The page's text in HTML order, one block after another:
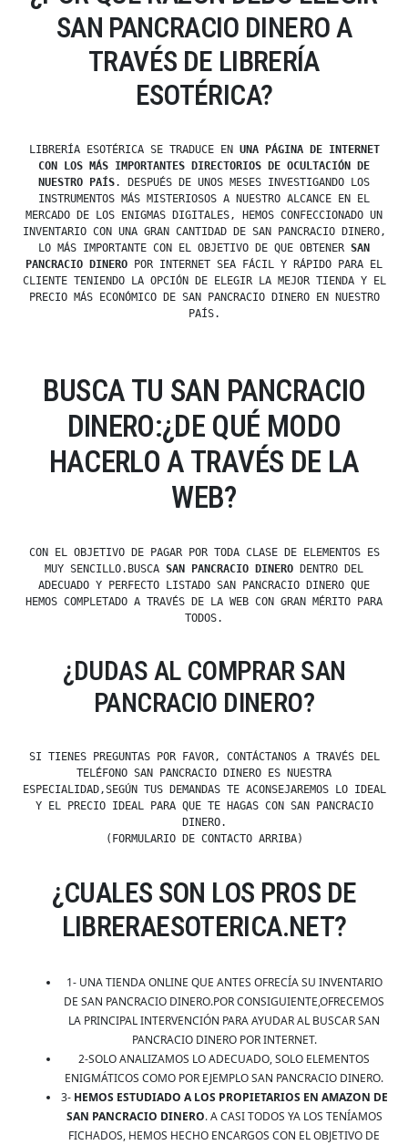
SAN PANCRACIO DINERO A
TRAVÉS DE LIBRERÍA
ESOTÉRICA?
LIBRERÍA ESOTÉRICA SE TRADUCE EN UNA PÁGINA DE INTERNET
CON LOS MÁS IMPORTANTES DIRECTORIOS DE OCULTACIÓN DE
NUESTRO PAÍS. DESPUÉS DE UNOS MESES INVESTIGANDO LOS
INSTRUMENTOS MÁS MISTERIOSOS A NUESTRO ALCANCE EN EL
MERCADO DE LOS ENIGMAS DIGITALES, HEMOS CONFECCIONADO UN
INVENTARIO CON UNA GRAN CANTIDAD DE SAN PANCRACIO DINERO,
LO MÁS IMPORTANTE CON EL OBJETIVO DE QUE OBTENER SAN
PANCRACIO DINERO POR INTERNET SEA FÁCIL Y RÁPIDO PARA EL
CLIENTE TENIENDO LA OPCIÓN DE ELEGIR LA MEJOR TIENDA Y EL
PRECIO MÁS ECONÓMICO DE SAN PANCRACIO DINERO EN NUESTRO
PAÍS.
BUSCA TU SAN PANCRACIO
DINERO:¿DE QUÉ MODO
HACERLO A TRAVÉS DE LA
WEB?
CON EL OBJETIVO DE PAGAR POR TODA CLASE DE ELEMENTOS ES
MUY SENCILLO.BUSCA SAN PANCRACIO DINERO DENTRO DEL
ADECUADO Y PERFECTO LISTADO SAN PANCRACIO DINERO QUE
HEMOS COMPLETADO A TRAVÉS DE LA WEB CON GRAN MÉRITO PARA
TODOS.
¿DUDAS AL COMPRAR SAN
PANCRACIO DINERO?
SI TIENES PREGUNTAS POR FAVOR, CONTÁCTANOS A TRAVÉS DEL
TELÉFONO SAN PANCRACIO DINERO ES NUESTRA
ESPECIALIDAD,SEGÚN TUS DEMANDAS TE ACONSEJAREMOS LO IDEAL
Y EL PRECIO IDEAL PARA QUE TE HAGAS CON SAN PANCRACIO
DINERO.
(FORMULARIO DE CONTACTO ARRIBA)
¿CUALES SON LOS PROS DE
LIBRERAESOTERICA.NET?
1- UNA TIENDA ONLINE QUE ANTES OFRECÍA SU INVENTARIO
DE SAN PANCRACIO DINERO.POR CONSIGUIENTE,OFRECEMOS
LA PRINCIPAL INTERVENCIÓN PARA AYUDAR AL BUSCAR SAN
PANCRACIO DINERO POR INTERNET.
2-SOLO ANALIZAMOS LO ADECUADO, SOLO ELEMENTOS
ENIGMÁTICOS COMO POR EJEMPLO SAN PANCRACIO DINERO.
3- HEMOS ESTUDIADO A LOS PROPIETARIOS EN AMAZON DE
SAN PANCRACIO DINERO. A CASI TODOS YA LOS TENÍAMOS
FICHADOS, HEMOS HECHO ENCARGOS CON EL OBJETIVO DE